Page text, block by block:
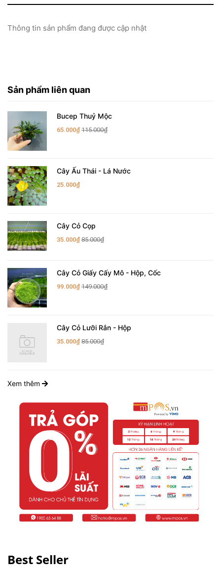
Thông tin sản phẩm đang được cập nhật
Sản phẩm liên quan
Bucep Thuỷ Mộc
65.000₫ 115.000₫
Cây Ấu Thái - Lá Nước
25.000₫
Cây Cỏ Cọp
35.000₫ 85.000₫
Cây Cỏ Giấy Cấy Mô - Hộp, Cốc
99.000₫ 149.000₫
Cây Cỏ Lưỡi Rắn - Hộp
35.000₫ 85.000₫
Xem thêm
Best Seller